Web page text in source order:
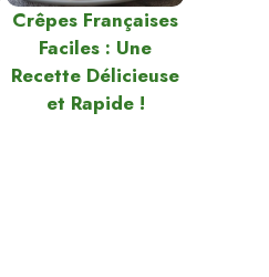
Crêpes Françaises
Faciles : Une
Recette Délicieuse
et Rapide !